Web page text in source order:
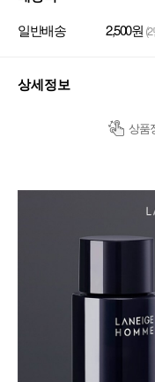
일반배송 2,500원
상세정보
상품